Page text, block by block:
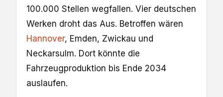
100.000 Stellen wegfallen. Vier deutschen
Werken droht das Aus. Betroffen wären
Hannover, Emden, Zwickau und
Neckarsulm. Dort könnte die
Fahrzeugproduktion bis Ende 2034
auslaufen.